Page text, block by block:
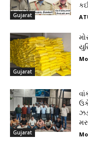
Gujarat
Gujarat
Gujarat